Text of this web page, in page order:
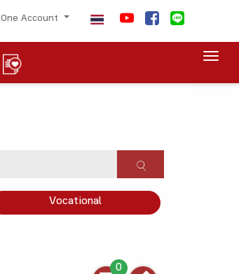
One Account
Vocational
0